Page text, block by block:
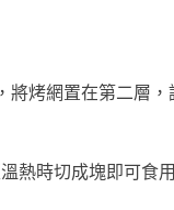
烤網置在第二層
熱時切成塊即可食